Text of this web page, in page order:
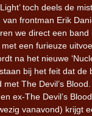
toch deels de
frontman Erik
we direct een band
een furieuze
na het nieuwe
bij het feit dat de
The Devil’s
ex-The Devil’s
vanavond) krijgt